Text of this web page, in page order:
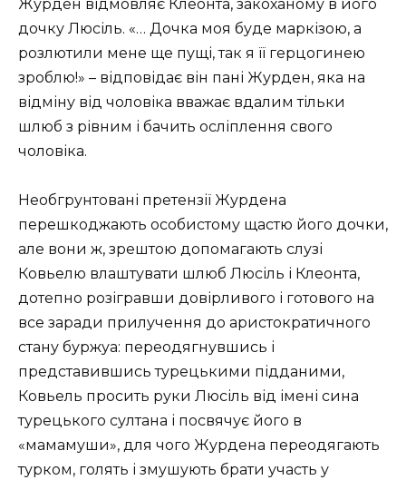
Журден відмовляє Клеонта, закоханому в його
дочку Люсіль. «… Дочка моя буде маркізою, а
розлютили мене ще пущі, так я її герцогинею
зроблю!» – відповідає він пані Журден, яка на
відміну від чоловіка вважає вдалим тільки
шлюб з рівним і бачить осліплення свого
чоловіка.
Необгрунтовані претензії Журдена
перешкоджають особистому щастю його дочки,
але вони ж, зрештою допомагають слузі
Ковьелю влаштувати шлюб Люсіль і Клеонта,
дотепно розігравши довірливого і готового на
все заради прилучення до аристократичного
стану буржуа: переодягнувшись і
представившись турецькими підданими,
Ковьель просить руки Люсіль від імені сина
турецького султана і посвячує його в
«мамамуши», для чого Журдена переодягають
турком, голять і змушують брати участь у